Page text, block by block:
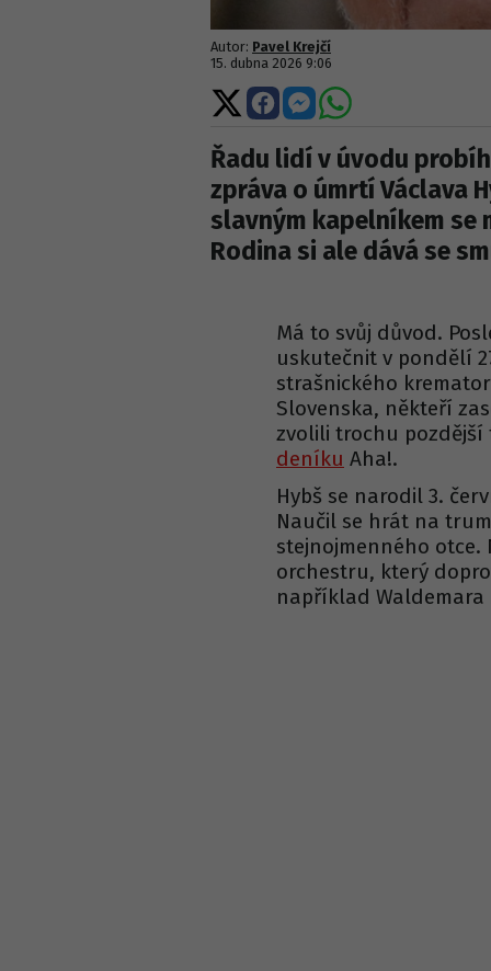
Autor: Pavel Krejčí
15. dubna 2026 9:06
Sdílet
na
Sdílet
na
Sdílet
na
Sdílet
Řadu lidí v úvodu
zpráva o úmrtí Václava
slavným kapelníkem
Rodina si ale dává se
Má to svůj důvod.
uskutečnit v pondělí
strašnického
Slovenska, někteří
zvolili trochu pozdější
deníku Aha!.
Hybš se narodil 3.
Naučil se hrát na
stejnojmenného
orchestru, který
například